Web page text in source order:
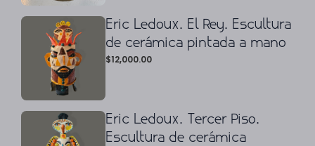
Eric Ledoux. El Rey. Escultura
de cerámica pintada a mano
$12,000.00
Eric Ledoux. Tercer Piso.
Escultura de cerámica